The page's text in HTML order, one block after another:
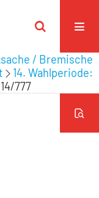
/ Bremische
14. Wahlperiode:
777